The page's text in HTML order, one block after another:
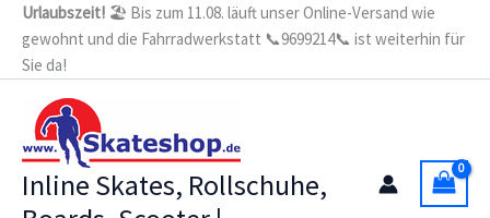
Zum
Inhalt
springen
Urlaubszeit! 🏖️ Bis zum 11.08. läuft unser Online-Versand wie
gewohnt und die Fahrradwerkstatt 📞9699214📞 ist weiterhin für
Sie da!
Inline Skates, Rollschuhe,
Stopperhalterung
Microblade
ohne
Bremsklotz
Menge